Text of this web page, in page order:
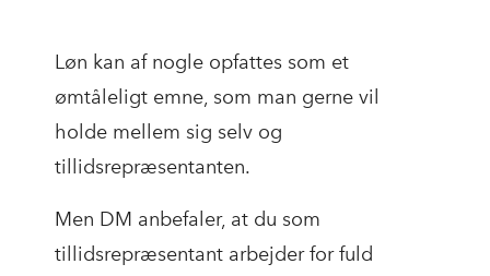
Løn kan af nogle opfattes som et
ømtåleligt emne, som man gerne vil
holde mellem sig selv og
tillidsrepræsentanten.
Men DM anbefaler, at du som
tillidsrepræsentant arbejder for fuld